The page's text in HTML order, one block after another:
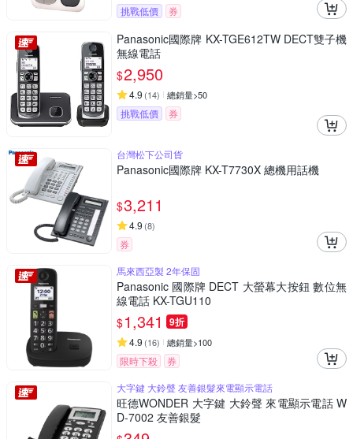
挑戰低價 券
Panasonic國際牌 KX-TGE612TW DECT雙子機
無線電話
$2,950
4.9 (14) 總銷量>50
挑戰低價 券
台灣松下公司貨
Panasonic國際牌 KX-T7730X 總機用話機
$3,211
4.9 (8)
券
馬來西亞製 2年保固
Panasonic 國際牌 DECT 大螢幕大按鈕 數位無
線電話 KX-TGU110
$1,341 9折
4.9 (16) 總銷量>100
限時下殺
券
大字鍵 大鈴聲 友善銀髮來電顯示電話
旺德WONDER 大字鍵 大鈴聲 來電顯示電話 W
D-7002 友善銀髮